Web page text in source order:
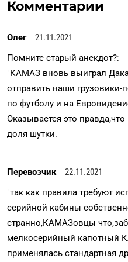
Комментарии
Олег
21.11.2021
Помните старый анекдот?:
"КАМАЗ вновь выиграл
отправить наши
по футболу и на
Оказывается это
доля шутки.
Перевозчик
22.11.2021
"так как правила требуют
серийной кабины
странно,КАМАЗовцы
мелкосерийный капотный
применялась стандартная